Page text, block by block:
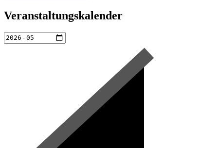
Veranstaltungskalender